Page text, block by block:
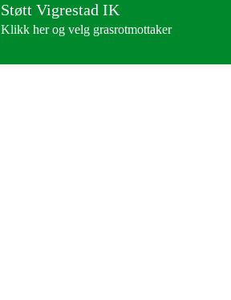
Støtt Vigrestad IK
Klikk her og velg grasrotmottaker